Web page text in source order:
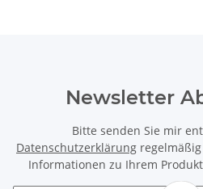
Newsletter
Bitte senden Sie mir
Datenschutzerklärung
Informationen zu Ihrem